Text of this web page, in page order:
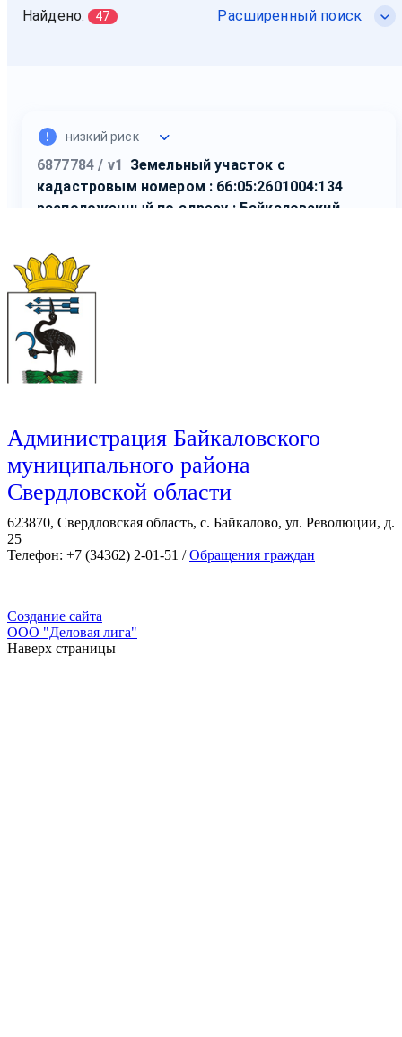
Администрация Байкаловского
муниципального района
Свердловской области
623870, Свердловская область, с. Байкалово, ул. Революции, д.
25
Телефон: +7 (34362) 2-01-51 /Обращения граждан
Создание сайта
ООО "Деловая лига"
Наверх страницы